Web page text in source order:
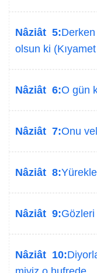
Nâziât 5:
olsun ki
Nâziât 6:O gün
Nâziât 7:Onu
Nâziât 8:
Nâziât 9:Gözleri
Nâziât 10: